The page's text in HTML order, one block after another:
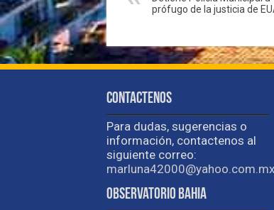
prófugo de la justicia de
Contactenos
Para dudas, sugerencias o
información, contactenos al
siguiente correo:
marluna42000@yahoo.com.mx
Observatorio Bahia